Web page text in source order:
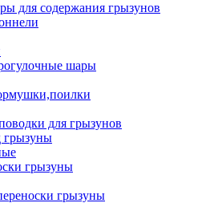
для содержания грызунов
шары
для грызунов
грызуны
грызуны
грызуны